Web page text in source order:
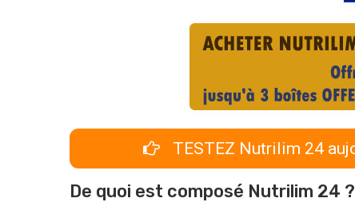
TESTEZ Nutrilim 24
De quoi est composé Nutrilim 24 ?